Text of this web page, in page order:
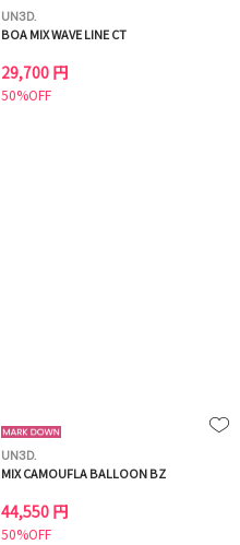
UN3D.
BOA MIX WAVE LINE CT
29,700 円
50%OFF
UN3D.
MIX CAMOUFLA BALLOON BZ
44,550 円
50%OFF